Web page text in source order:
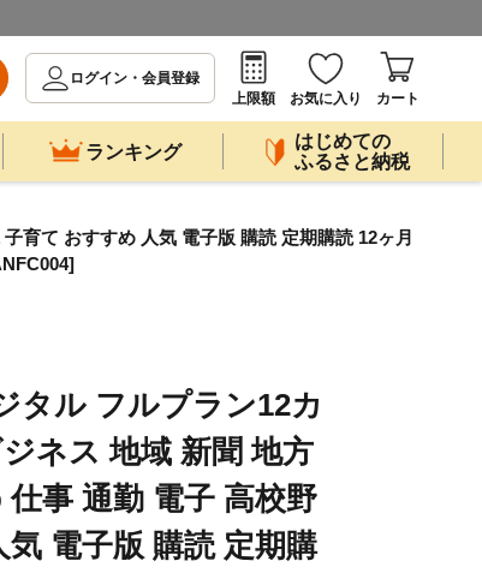
ログイン・会員登録
上限額
お気に入り カート
ランキング
はじめての
ふるさと納税
育て おすすめ 人気 電子版 購読 定期購読 12ヶ月
タル フルプラン12カ
ネス 地域 新聞 地方
事 通勤 電子 高校野
電子版 購読 定期購